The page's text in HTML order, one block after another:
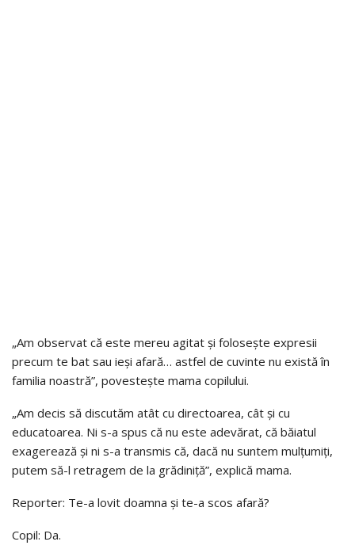
„Am observat că este mereu agitat și folosește expresii
precum te bat sau ieși afară… astfel de cuvinte nu există în
familia noastră”, povestește mama copilului.
„Am decis să discutăm atât cu directoarea, cât și cu
educatoarea. Ni s-a spus că nu este adevărat, că băiatul
exagerează și ni s-a transmis că, dacă nu suntem mulțumiți,
putem să-l retragem de la grădiniță”, explică mama.
Reporter: Te-a lovit doamna și te-a scos afară?
Copil: Da.